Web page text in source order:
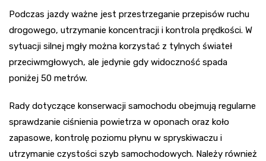
Podczas jazdy ważne jest przestrzeganie przepisów ruchu
drogowego, utrzymanie koncentracji i kontrola prędkości. W
sytuacji silnej mgły można korzystać z tylnych świateł
przeciwmgłowych, ale jedynie gdy widoczność spada
poniżej 50 metrów.
Rady dotyczące konserwacji samochodu obejmują regularne
sprawdzanie ciśnienia powietrza w oponach oraz koło
zapasowe, kontrolę poziomu płynu w spryskiwaczu i
utrzymanie czystości szyb samochodowych. Należy również